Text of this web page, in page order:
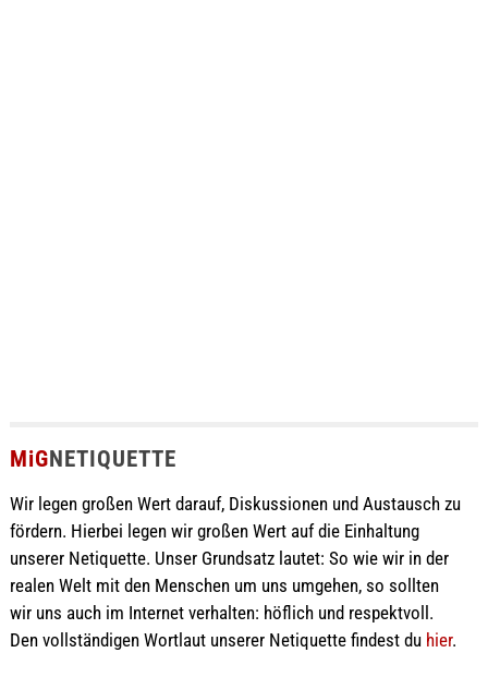
MiGNETIQUETTE
Wir legen großen Wert darauf, Diskussionen und Austausch zu
fördern. Hierbei legen wir großen Wert auf die Einhaltung
unserer Netiquette. Unser Grundsatz lautet: So wie wir in der
realen Welt mit den Menschen um uns umgehen, so sollten
wir uns auch im Internet verhalten: höflich und respektvoll.
Den vollständigen Wortlaut unserer Netiquette findest du hier.